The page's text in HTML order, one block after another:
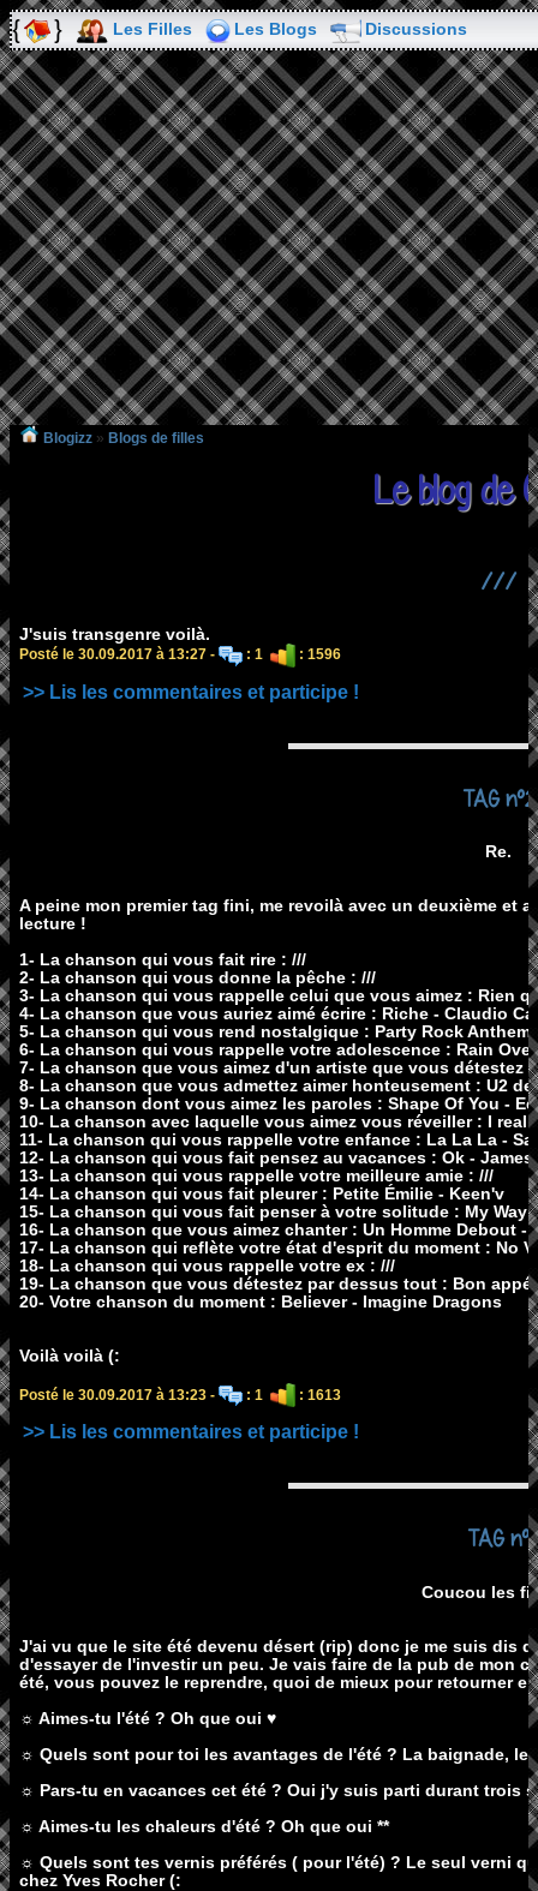
Les Filles Les Blogs Discussions
Blogizz » Blogs de filles
Le blog de
///
J'suis transgenre voilà.
Posté le 30.09.2017 à 13:27 - : 1 : 1596
>> Lis les commentaires et participe !
TAG n°2
Re.
A peine mon premier tag fini, me revoilà avec un deuxième et
lecture !
1- La chanson qui vous fait rire : ///
2- La chanson qui vous donne la pêche : ///
3- La chanson qui vous rappelle celui que vous aimez : Rien
4- La chanson que vous auriez aimé écrire : Riche - Claudio
5- La chanson qui vous rend nostalgique : Party Rock Anthem
6- La chanson qui vous rappelle votre adolescence : Rain
7- La chanson que vous aimez d'un artiste que vous détestez :
8- La chanson que vous admettez aimer honteusement : U2
9- La chanson dont vous aimez les paroles : Shape Of You -
10- La chanson avec laquelle vous aimez vous réveiller : I
11- La chanson qui vous rappelle votre enfance : La La La -
12- La chanson qui vous fait pensez au vacances : Ok -
13- La chanson qui vous rappelle votre meilleure amie : ///
14- La chanson qui vous fait pleurer : Petite Émilie - Keen'v
15- La chanson qui vous fait penser à votre solitude : My Way
16- La chanson que vous aimez chanter : Un Homme Debout -
17- La chanson qui reflète votre état d'esprit du moment : No
18- La chanson qui vous rappelle votre ex : ///
19- La chanson que vous détestez par dessus tout : Bon
20- Votre chanson du moment : Believer - Imagine Dragons
Voilà voilà (:
Posté le 30.09.2017 à 13:23 - : 1 : 1613
>> Lis les commentaires et participe !
TAG n°1
Coucou les
J'ai vu que le site été devenu désert (rip) donc je me suis dis
d'essayer de l'investir un peu. Je vais faire de la pub de mon
été, vous pouvez le reprendre, quoi de mieux pour retourner
☼ Aimes-tu l'été ? Oh que oui ♥
☼ Quels sont pour toi les avantages de l'été ? La baignade,
☼ Pars-tu en vacances cet été ? Oui j'y suis parti durant trois
☼ Aimes-tu les chaleurs d'été ? Oh que oui **
☼ Quels sont tes vernis préférés ( pour l'été) ? Le seul verni
chez Yves Rocher (: